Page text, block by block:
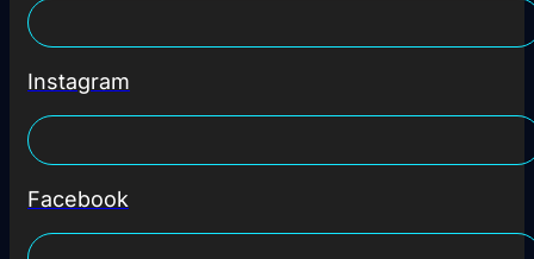
Instagram
Facebook